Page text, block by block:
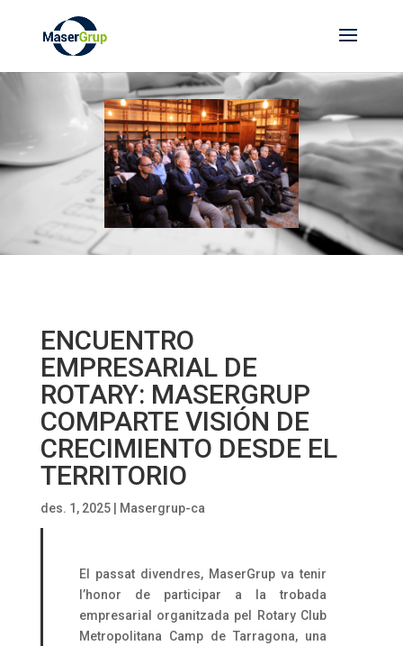
ENCUENTRO
EMPRESARIAL DE
ROTARY: MASERGRUP
COMPARTE VISIÓN DE
CRECIMIENTO DESDE EL
TERRITORIO
des. 1, 2025| Masergrup-ca
El passat divendres, MaserGrup va tenir
l’honor de participar a la trobada
empresarial organitzada pel Rotary Club
Metropolitana Camp de Tarragona, una